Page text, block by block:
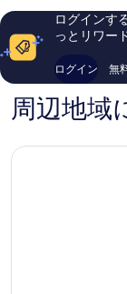
るい、
コ
ミ
件
の
コ
ログインす
っとリワー
ログイン 無
周辺地域